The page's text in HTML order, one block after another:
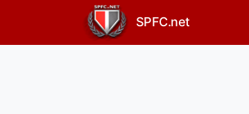
SPFC.net